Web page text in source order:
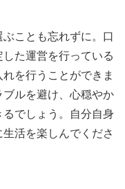
ことも忘れずに。口
た運営を行っている
を行うことができま
ルを避け、心穏やか
でしょう。自分自身
活を楽しんでくださ